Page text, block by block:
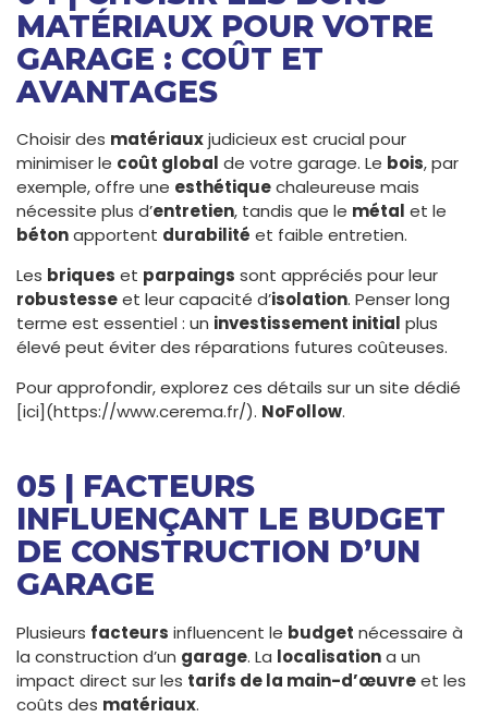
MATÉRIAUX POUR VOTRE
GARAGE : COÛT ET
AVANTAGES
Choisir des matériauxjudicieux est crucial pour
minimiser le coût global de votre garage. Le bois, par
exemple, offre une esthétiquechaleureuse mais
nécessite plus d’entretien, tandis que le métal et le
bétonapportent durabilité et faible entretien.
Les briques et parpaings sont appréciés pour leur
robustesseet leur capacité d’isolation. Penser long
terme est essentiel : un investissement initial plus
élevé peut éviter des réparations futures coûteuses.
Pour approfondir, explorez ces détails sur un site dédié
[ici](https://www.cerema.fr/). NoFollow.
05 | FACTEURS
INFLUENÇANT LE BUDGET
DE CONSTRUCTION D’UN
GARAGE
Plusieurs facteurs influencent le budget nécessaire à
la construction d’un garage. La localisationa un
impact direct sur les tarifs de la main-d’œuvreet les
coûts des matériaux.